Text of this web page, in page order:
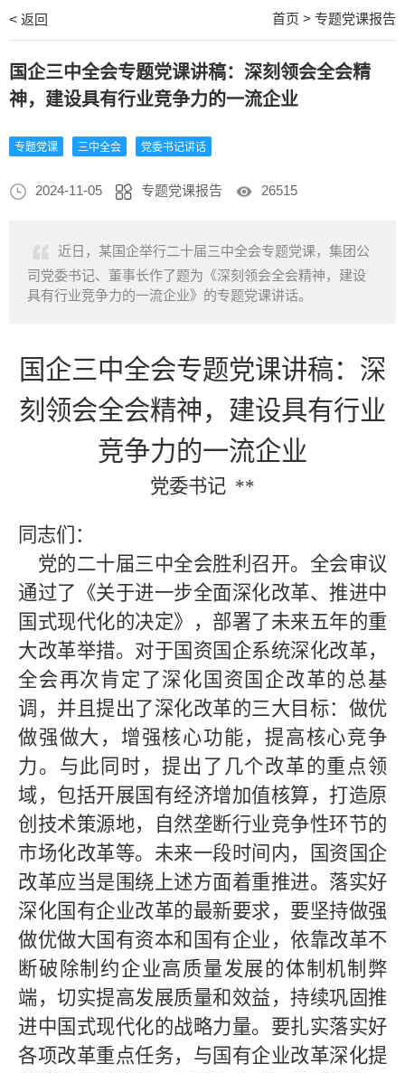
< 返回 首页 > 专题党课报告
国企三中全会专题党课讲稿：深刻领会全会精
神，建设具有行业竞争力的一流企业
专题党课 三中全会 党委书记讲话
2024-11-05 专题党课报告 26515
近日，某国企举行二十届三中全会专题党课，集团公
司党委书记、董事长作了题为《深刻领会全会精神，建设
具有行业竞争力的一流企业》的专题党课讲话。
国企三中全会专题党课讲稿：深
刻领会全会精神，建设具有行业
竞争力的一流企业
党委书记 **
同志们：
党的二十届三中全会胜利召开。全会审议
通过了《关于进一步全面深化改革、推进中
国式现代化的决定》，部署了未来五年的重
大改革举措。对于国资国企系统深化改革，
全会再次肯定了深化国资国企改革的总基
调，并且提出了深化改革的三大目标：做优
做强做大，增强核心功能，提高核心竞争
力。与此同时，提出了几个改革的重点领
域，包括开展国有经济增加值核算，打造原
创技术策源地，自然垄断行业竞争性环节的
市场化改革等。未来一段时间内，国资国企
改革应当是围绕上述方面着重推进。落实好
深化国有企业改革的最新要求，要坚持做强
做优做大国有资本和国有企业，依靠改革不
断破除制约企业高质量发展的体制机制弊
端，切实提高发展质量和效益，持续巩固推
进中国式现代化的战略力量。要扎实落实好
各项改革重点任务，与国有企业改革深化提